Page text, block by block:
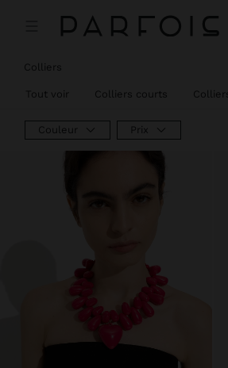
Colliers
Tout voir Colliers courts
Couleur Prix